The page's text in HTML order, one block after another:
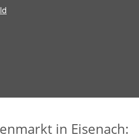
in Eisenach: